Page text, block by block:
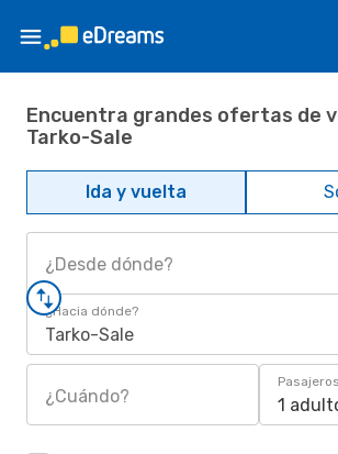
Encuentra grandes ofertas de
Tarko-Sale
Ida y vuelta
¿Desde dónde?
¿Hacia dónde?
Tarko-Sale
¿Cuándo?
Pasajeros
1